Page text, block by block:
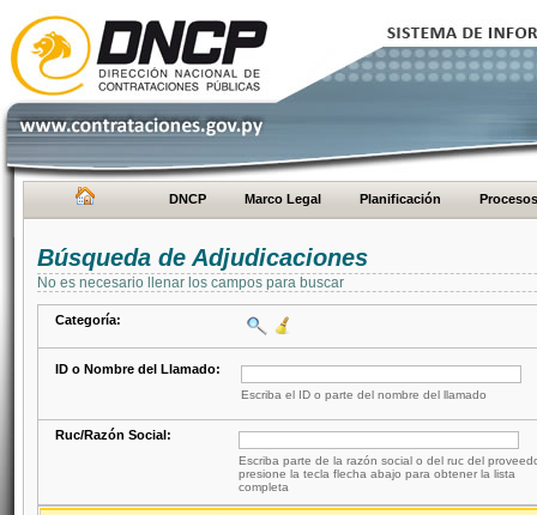
DNCP Marco Legal Planificación Procesos
Búsqueda de Adjudicaciones
No es necesario llenar los campos para buscar
Categoría:
ID o Nombre del Llamado:
Escriba el ID o parte del nombre del llamado
Ruc/Razón Social:
Escriba parte de la razón social o del ruc del
presione la tecla flecha abajo para obtener la lista
completa